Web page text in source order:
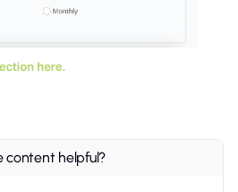
content helpful?